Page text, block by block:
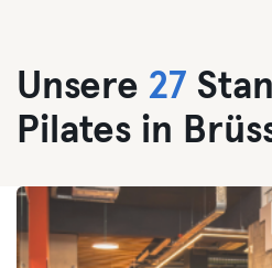
Unsere 27
Pilates in